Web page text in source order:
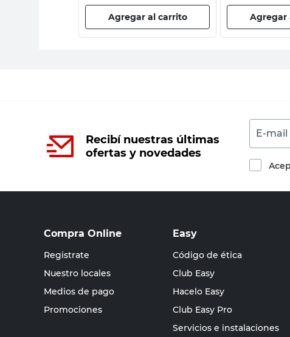
Agregar al carrito Agregar
Recibí nuestras últimas
ofertas y novedades
E-mail
Compra Online
Registrate
Nuestro locales
Medios de pago
Promociones
Easy
Código de ética
Club Easy
Hacelo Easy
Club Easy Pro
Servicios e instalaciones